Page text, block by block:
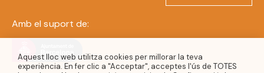
Amb el suport de:
Aquest lloc web utilitza cookies per millorar la teva
experiència. En fer clic a "Acceptar", acceptes l'ús de TOTES